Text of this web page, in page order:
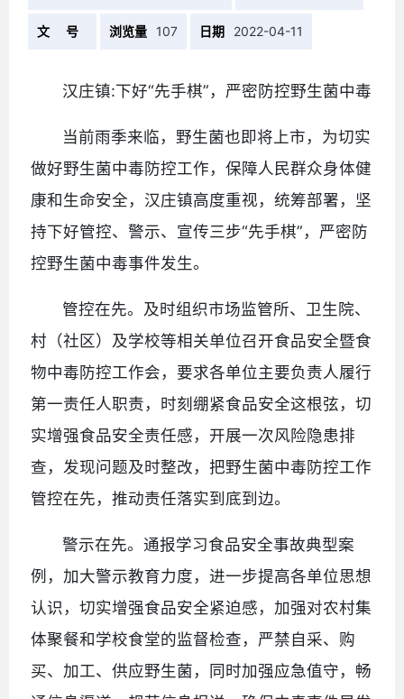
文 号 浏览量 107 日期 2022-04-11
汉庄镇:下好“先手棋”，严密防控野生菌中毒
当前雨季来临，野生菌也即将上市，为切实
做好野生菌中毒防控工作，保障人民群众身体健
康和生命安全，汉庄镇高度重视，统筹部署，坚
持下好管控、警示、宣传三步“先手棋”，严密防
控野生菌中毒事件发生。
管控在先。及时组织市场监管所、卫生院、
村（社区）及学校等相关单位召开食品安全暨食
物中毒防控工作会，要求各单位主要负责人履行
第一责任人职责，时刻绷紧食品安全这根弦，切
实增强食品安全责任感，开展一次风险隐患排
查，发现问题及时整改，把野生菌中毒防控工作
管控在先，推动责任落实到底到边。
警示在先。通报学习食品安全事故典型案
例，加大警示教育力度，进一步提高各单位思想
认识，切实增强食品安全紧迫感，加强对农村集
体聚餐和学校食堂的监督检查，严禁自采、购
买、加工、供应野生菌，同时加强应急值守，畅